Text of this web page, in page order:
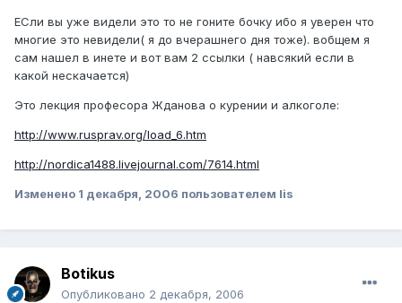
ЕСли вы уже видели это то не гоните бочку ибо я уверен что
многие это невидели( я до вчерашнего дня тоже). вобщем я
сам нашел в инете и вот вам 2 ссылки ( навсякий если в
какой нескачается)
Это лекция професора Жданова о курении и алкоголе:
http://www.rusprav.org/load_6.htm
http://nordica1488.livejournal.com/7614.html
Изменено 1 декабря, 2006 пользователем lis
Botikus
Опубликовано 2 декабря, 2006